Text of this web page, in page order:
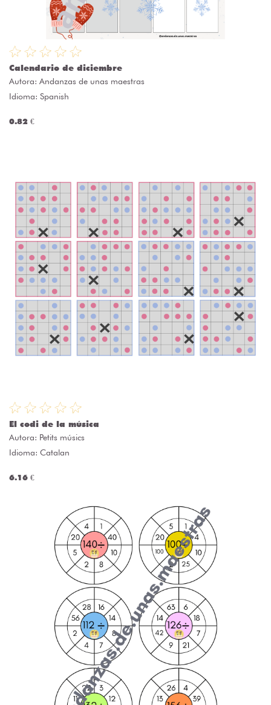
Calendario de diciembre
Autora: Andanzas de unas maestras
Idioma: Spanish
0.82 €
El codi de la música
Autora: Petits músics
Idioma: Catalan
6.16 €